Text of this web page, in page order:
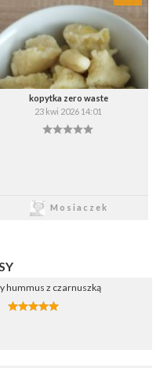
kopytka zero waste
23 kwi 2026 14:01
Mosiaczek
Wybierz listę:
hummus z czarnuszką